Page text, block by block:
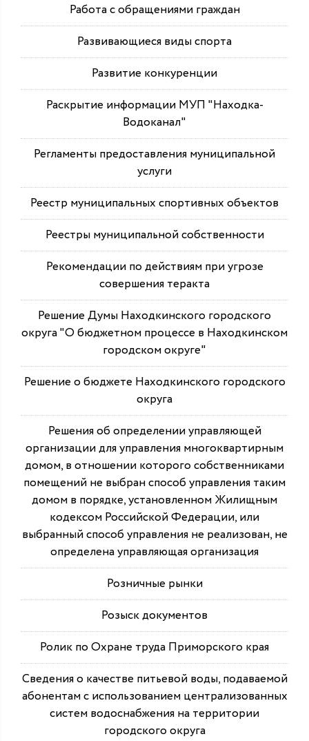
Работа с обращениями граждан
Развивающиеся виды спорта
Развитие конкуренции
Раскрытие информации МУП "Находка-
Водоканал"
Регламенты предоставления муниципальной
услуги
Реестр муниципальных спортивных объектов
Реестры муниципальной собственности
Рекомендации по действиям при угрозе
совершения теракта
Решение Думы Находкинского городского
округа "О бюджетном процессе в Находкинском
городском округе"
Решение о бюджете Находкинского городского
округа
Решения об определении управляющей
организации для управления многоквартирным
домом, в отношении которого собственниками
помещений не выбран способ управления таким
домом в порядке, установленном Жилищным
кодексом Российской Федерации, или
выбранный способ управления не реализован, не
определена управляющая организация
Розничные рынки
Розыск документов
Ролик по Охране труда Приморского края
Сведения о качестве питьевой воды, подаваемой
абонентам с использованием централизованных
систем водоснабжения на территории
городского округа